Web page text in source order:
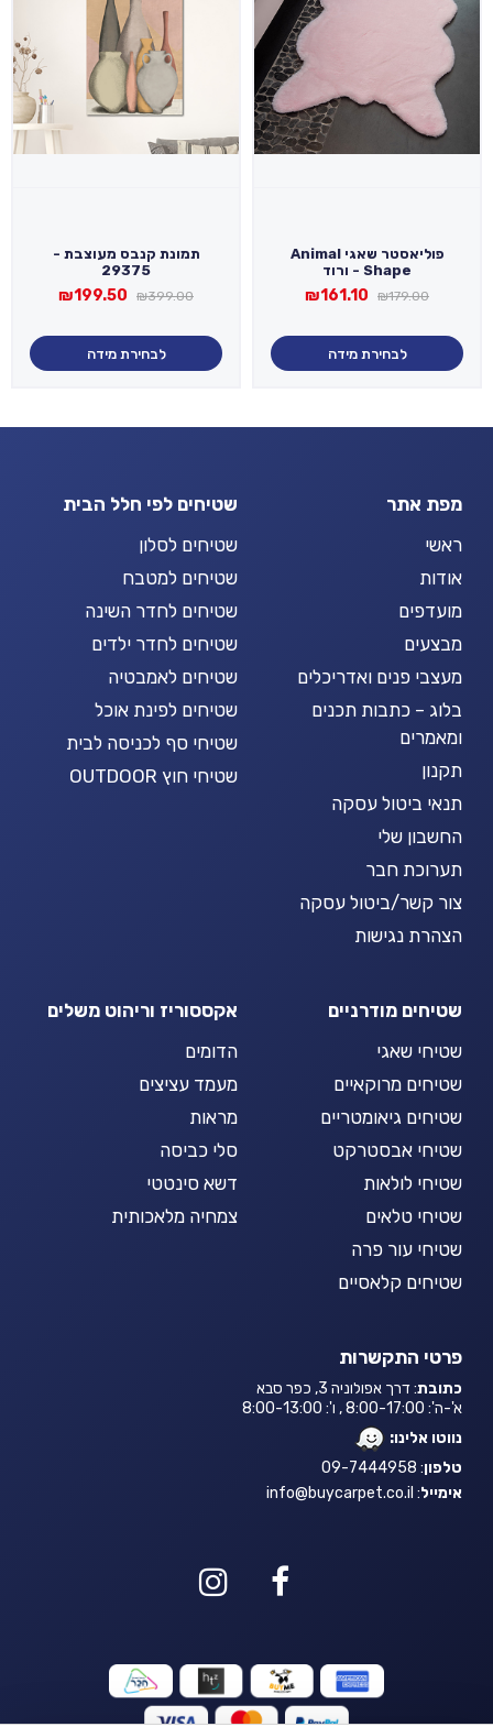
פוליאסטר שאגי Animal
Shape - ורוד
₪179.00
המחיר
היה:
₪179.00.
₪161.10
המחיר
הוא:
₪161.10.
לבחירת מידה
תמונת קנבס מעוצבת -
29375
₪399.00
המחיר
היה:
₪399.00.
₪199.50
המחיר
הוא:
לבחירת מידה
מפת אתר
ראשי
אודות
מועדפים
מבצעים
מעצבי פנים ואדריכלים
בלוג – כתבות תכנים
ומאמרים
תקנון
תנאי ביטול עסקה
החשבון שלי
תערוכת חבר
צור קשר/ביטול עסקה
הצהרת נגישות
שטיחים לפי חלל הבית
שטיחים לסלון
שטיחים למטבח
שטיחים לחדר השינה
שטיחים לחדר ילדים
שטיחים לאמבטיה
שטיחים לפינת אוכל
שטיחי סף לכניסה לבית
שטיחי חוץ OUTDOOR
שטיחים מודרניים
שטיחי שאגי
שטיחים מרוקאיים
שטיחים גיאומטריים
שטיחי אבסטרקט
שטיחי לולאות
שטיחי טלאים
שטיחי עור פרה
שטיחים קלאסיים
אקססוריז וריהוט משלים
הדומים
מעמד עציצים
מראות
סלי כביסה
דשא סינטטי
צמחיה מלאכותית
פרטי התקשרות
כתובת: דרך אפולוניה 3, כפר סבא
א'-ה': 8:00-17:00 , ו': 8:00-13:00
נווטו אלינו:
טלפון: 09-7444958
אימייל:
info@buycarpet.co.il